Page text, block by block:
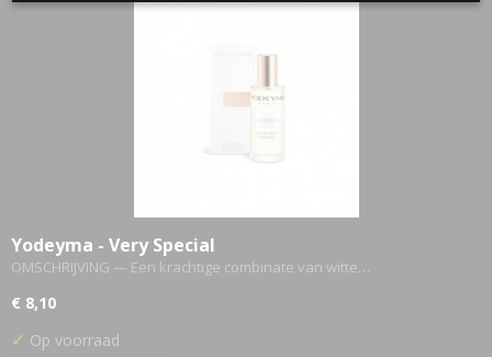
Yodeyma - Very Special
OMSCHRIJVING — Een krachtige combinate van witte…
€ 8,10
✓ Op voorraad